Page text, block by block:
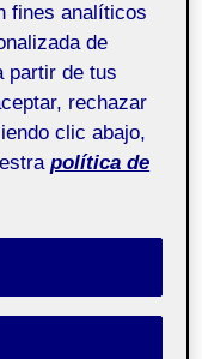
fines analíticos
de
partir de tus
rechazar
clic abajo,
política de